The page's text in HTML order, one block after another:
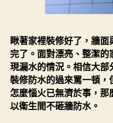
瞅著家裡裝修好了，牆
完了。面對漂亮、整潔
現漏水的情況。相信大
裝修防水的過來罵一頓
怎麼惱火已無濟於事，
以衛生間不砸牆防水。